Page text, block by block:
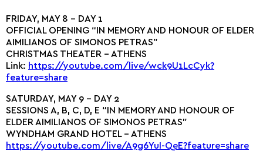
FRIDAY, MAY 8 – DAY 1
OFFICIAL OPENING “IN MEMORY AND HONOUR OF ELDER
AIMILIANOS OF SIMONOS PETRAS”
CHRISTMAS THEATER – ATHENS
Link: https://youtube.com/live/wck9U1LcCyk?
feature=share
SATURDAY, MAY 9 – DAY 2
SESSIONS A, B, C, D, E “IN MEMORY AND HONOUR OF
ELDER AIMILIANOS OF SIMONOS PETRAS”
WYNDHAM GRAND HOTEL – ATHENS
https://youtube.com/live/A9g6YuI-QeE?feature=share